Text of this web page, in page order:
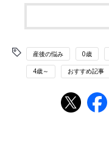
産後の悩み 0歳
4歳～ おすすめ記事